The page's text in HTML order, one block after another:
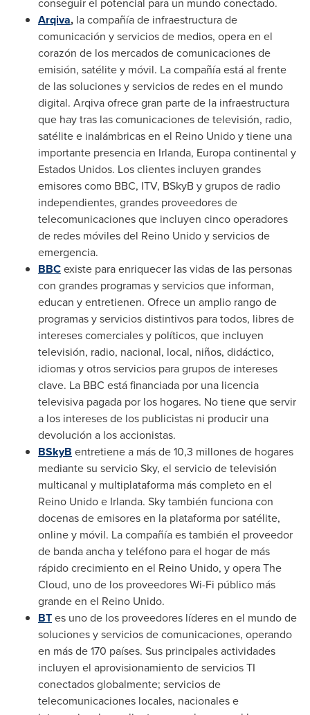
Arqiva, la compañía de infraestructura de
comunicación y servicios de medios, opera en el
corazón de los mercados de comunicaciones de
emisión, satélite y móvil. La compañía está al frente
de las soluciones y servicios de redes en el mundo
digital. Arqiva ofrece gran parte de la infraestructura
que hay tras las comunicaciones de televisión, radio,
satélite e inalámbricas en el Reino Unido y tiene una
importante presencia en Irlanda, Europa continental y
Estados Unidos. Los clientes incluyen grandes
emisores como BBC, ITV, BSkyB y grupos de radio
independientes, grandes proveedores de
telecomunicaciones que incluyen cinco operadores
de redes móviles del Reino Unido y servicios de
emergencia.
BBCexiste para enriquecer las vidas de las personas
con grandes programas y servicios que informan,
educan y entretienen. Ofrece un amplio rango de
programas y servicios distintivos para todos, libres de
intereses comerciales y políticos, que incluyen
televisión, radio, nacional, local, niños, didáctico,
idiomas y otros servicios para grupos de intereses
clave. La BBC está financiada por una licencia
televisiva pagada por los hogares. No tiene que servir
a los intereses de los publicistas ni producir una
devolución a los accionistas.
BSkyB entretiene a más de 10,3 millones de hogares
mediante su servicio Sky, el servicio de televisión
multicanal y multiplataforma más completo en el
Reino Unido e Irlanda. Sky también funciona con
docenas de emisores en la plataforma por satélite,
online y móvil. La compañía es también el proveedor
de banda ancha y teléfono para el hogar de más
rápido crecimiento en el Reino Unido, y opera The
Cloud, uno de los proveedores Wi-Fi público más
grande en el Reino Unido.
BTes uno de los proveedores líderes en el mundo de
soluciones y servicios de comunicaciones, operando
en más de 170 países. Sus principales actividades
incluyen el aprovisionamiento de servicios TI
conectados globalmente; servicios de
telecomunicaciones locales, nacionales e